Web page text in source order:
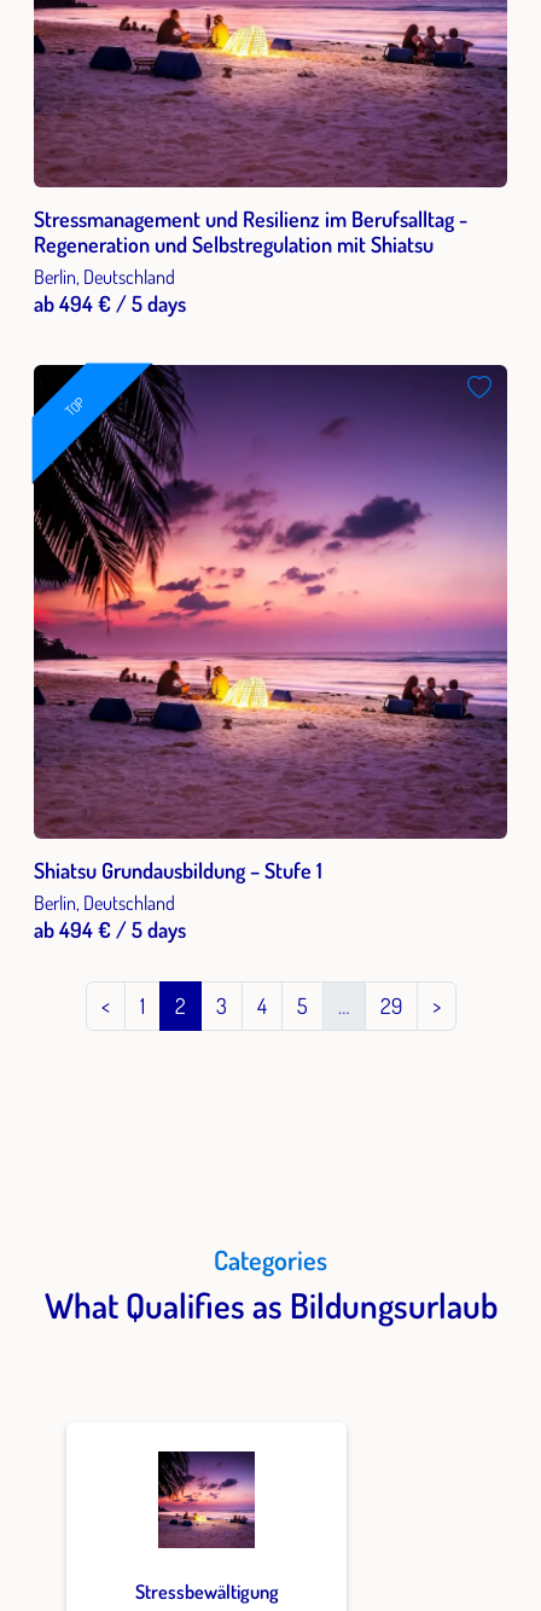
Stressmanagement und Resilienz im Berufsalltag -
Regeneration und Selbstregulation mit Shiatsu
Berlin, Deutschland
ab 494 € / 5 days
TOP
Shiatsu Grundausbildung – Stufe 1
Berlin, Deutschland
ab 494 € / 5 days
< 1 2 3 4 5 … 29 >
Categories
What Qualifies as Bildungsurlaub
Stressbewältigung